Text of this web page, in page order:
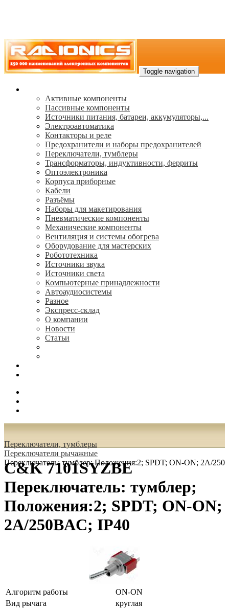
Toggle navigation
Активные компоненты
Пассивные компоненты
Источники питания, батареи, аккумуляторы,...
Электроавтоматика
Контакторы и реле
Предохранители и наборы предохранителей
Переключатели, тумблеры
Трансформаторы, индуктивности, ферриты
Oптоэлектроника
Корпуса приборные
Кабели
Разъёмы
Наборы для макетирования
Пневматические компоненты
Механические компоненты
Вентиляция и системы обогрева
Оборудование для мастерских
Робототехника
Источники звука
Источники света
Компьютерные принадлежности
Автоаудиосистемы
Разное
Экспресс-склад
О компании
Новости
Статьи
Переключатели, тумблеры
Переключатели рычажные
Переключатель: тумблер; Положения:2; SPDT; ON-ON; 2A/
C&K 7101SYZBE
Переключатель: тумблер;
Положения:2; SPDT; ON-ON;
2A/250ВAC; IP40
Алгоритм работы
ON-ON
Вид рычага
круглая